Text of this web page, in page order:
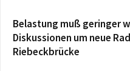
Belastung muß geringer
Diskussionen um neue
Riebeckbrücke